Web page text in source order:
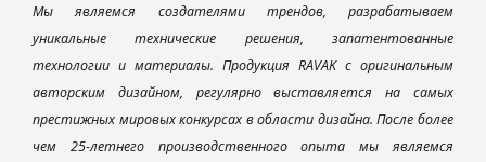
Мы являемся создателями трендов, разрабатываем
уникальные технические решения, запатентованные
технологии и материалы. Продукция RAVAK с оригинальным
авторским дизайном, регулярно выставляется на самых
престижных мировых конкурсах в области дизайна. После более
чем 25-летнего производственного опыта мы являемся